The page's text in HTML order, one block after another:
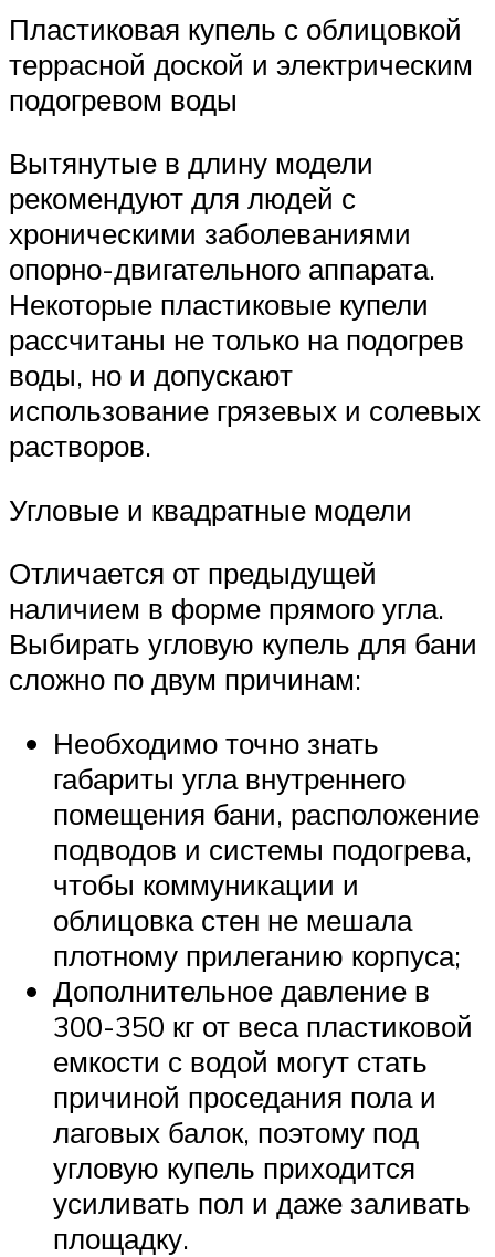
Пластиковая купель с облицовкой
террасной доской и электрическим
подогревом воды
Вытянутые в длину модели
рекомендуют для людей с
хроническими заболеваниями
опорно-двигательного аппарата.
Некоторые пластиковые купели
рассчитаны не только на подогрев
воды, но и допускают
использование грязевых и солевых
растворов.
Угловые и квадратные модели
Отличается от предыдущей
наличием в форме прямого угла.
Выбирать угловую купель для бани
сложно по двум причинам:
Необходимо точно знать
габариты угла внутреннего
помещения бани, расположение
подводов и системы подогрева,
чтобы коммуникации и
облицовка стен не мешала
плотному прилеганию корпуса;
Дополнительное давление в
300-350 кг от веса пластиковой
емкости с водой могут стать
причиной проседания пола и
лаговых балок, поэтому под
угловую купель приходится
усиливать пол и даже заливать
площадку.